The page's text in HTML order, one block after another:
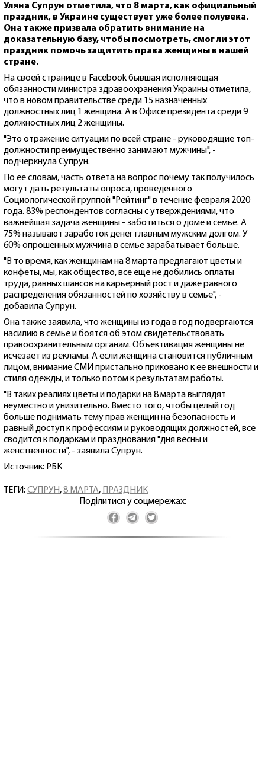
Уляна Супрун отметила, что 8 марта, как официальный
праздник, в Украине существует уже более полувека.
Она также призвала обратить внимание на
доказательную базу, чтобы посмотреть, смог ли этот
праздник помочь защитить права женщины в нашей
стране.
На своей странице в Facebook бывшая исполняющая
обязанности министра здравоохранения Украины отметила,
что в новом правительстве среди 15 назначенных
должностных лиц 1 женщина. А в Офисе президента среди 9
должностных лиц 2 женщины.
"Это отражение ситуации по всей стране - руководящие топ-
должности преимущественно занимают мужчины", -
подчеркнула Супрун.
По ее словам, часть ответа на вопрос почему так получилось
могут дать результаты опроса, проведенного
Социологической группой "Рейтинг" в течение февраля 2020
года. 83% респондентов согласны с утверждениями, что
важнейшая задача женщины - заботиться о доме и семье. А
75% называют заработок денег главным мужским долгом. У
60% опрошенных мужчина в семье зарабатывает больше.
"В то время, как женщинам на 8 марта предлагают цветы и
конфеты, мы, как общество, все еще не добились оплаты
труда, равных шансов на карьерный рост и даже равного
распределения обязанностей по хозяйству в семье", -
добавила Супрун.
Она также заявила, что женщины из года в год подвергаются
насилию в семье и боятся об этом свидетельствовать
правоохранительным органам. Объективация женщины не
исчезает из рекламы. А если женщина становится публичным
лицом, внимание СМИ пристально приковано к ее внешности и
стиля одежды, и только потом к результатам работы.
"В таких реалиях цветы и подарки на 8 марта выглядят
неуместно и унизительно. Вместо того, чтобы целый год
больше поднимать тему прав женщин на безопасность и
равный доступ к профессиям и руководящих должностей, все
сводится к подаркам и празднования "дня весны и
женственности", - заявила Супрун.
Источник: РБК
ТЕГИ: СУПРУН,8 МАРТА,
ПРАЗДНИК
Поділитися у соцмережах: